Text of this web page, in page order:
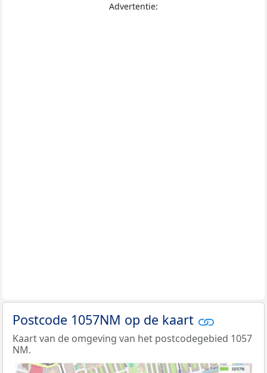
Advertentie:
Postcode 1057NM op de kaart
Kaart van de omgeving van het postcodegebied 1057
NM.